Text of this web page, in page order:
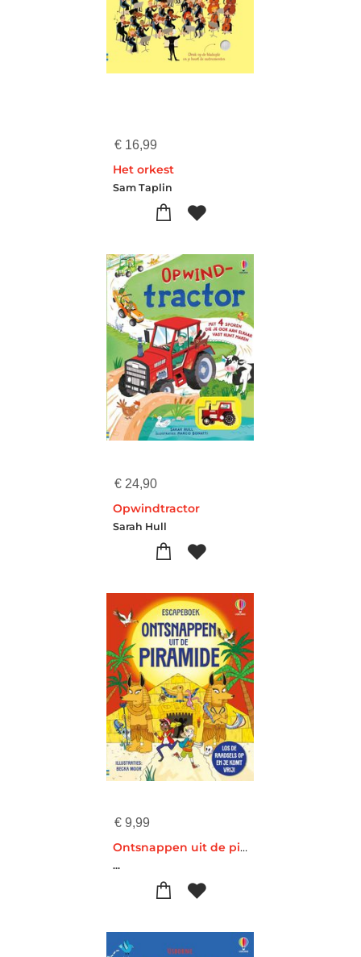
€ 16,99
Het orkest
Sam Taplin
€ 24,90
Opwindtractor
Sarah Hull
€ 9,99
Ontsnappen uit de piramide
...